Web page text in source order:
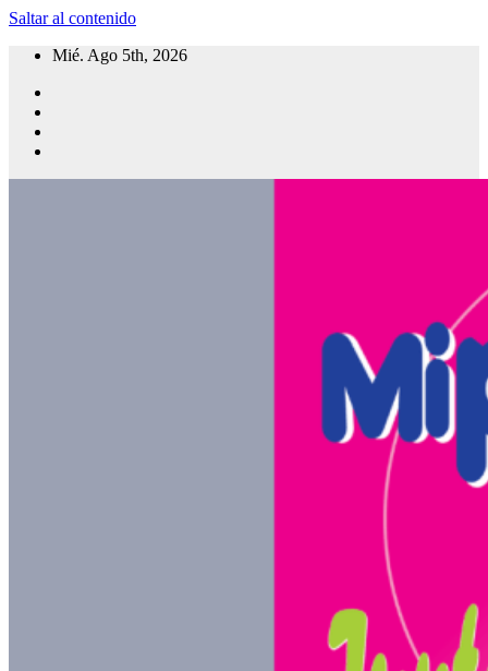
Saltar al contenido
Mié. Ago 5th, 2026